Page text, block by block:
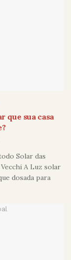
que sua casa
Solar das
A Luz solar
dosada para